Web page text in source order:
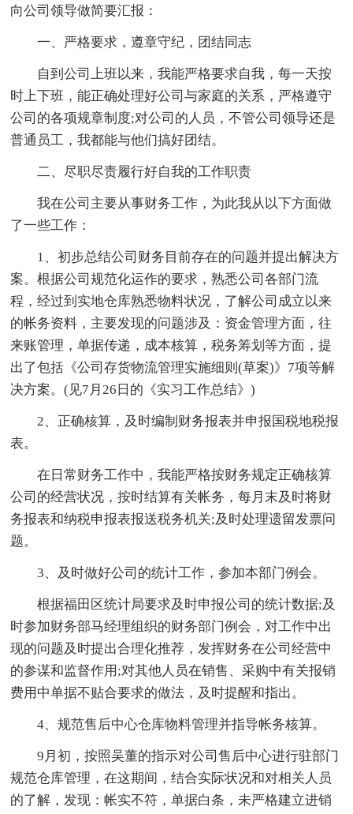
向公司领导做简要汇报：
一、严格要求，遵章守纪，团结同志
自到公司上班以来，我能严格要求自我，每一天按
时上下班，能正确处理好公司与家庭的关系，严格遵守
公司的各项规章制度;对公司的人员，不管公司领导还是
普通员工，我都能与他们搞好团结。
二、尽职尽责履行好自我的工作职责
我在公司主要从事财务工作，为此我从以下方面做
了一些工作：
1、初步总结公司财务目前存在的问题并提出解决方
案。根据公司规范化运作的要求，熟悉公司各部门流
程，经过到实地仓库熟悉物料状况，了解公司成立以来
的帐务资料，主要发现的问题涉及：资金管理方面，往
来账管理，单据传递，成本核算，税务筹划等方面，提
出了包括《公司存货物流管理实施细则(草案)》7项等解
决方案。(见7月26日的《实习工作总结》)
2、正确核算，及时编制财务报表并申报国税地税报
表。
在日常财务工作中，我能严格按财务规定正确核算
公司的经营状况，按时结算有关帐务，每月末及时将财
务报表和纳税申报表报送税务机关;及时处理遗留发票问
题。
3、及时做好公司的统计工作，参加本部门例会。
根据福田区统计局要求及时申报公司的统计数据;及
时参加财务部马经理组织的财务部门例会，对工作中出
现的问题及时提出合理化推荐，发挥财务在公司经营中
的参谋和监督作用;对其他人员在销售、采购中有关报销
费用中单据不贴合要求的做法，及时提醒和指出。
4、规范售后中心仓库物料管理并指导帐务核算。
9月初，按照吴董的指示对公司售后中心进行驻部门
规范仓库管理，在这期间，结合实际状况和对相关人员
的了解，发现：帐实不符，单据白条，未严格建立进销